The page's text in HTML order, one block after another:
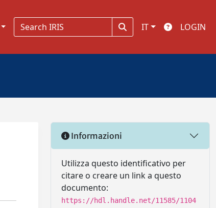
IT LOGIN
Informazioni
Utilizza questo identificativo per
citare o creare un link a questo
documento:
https://hdl.handle.net/11585/1104